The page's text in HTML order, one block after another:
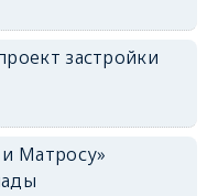
застройки
Матросу»